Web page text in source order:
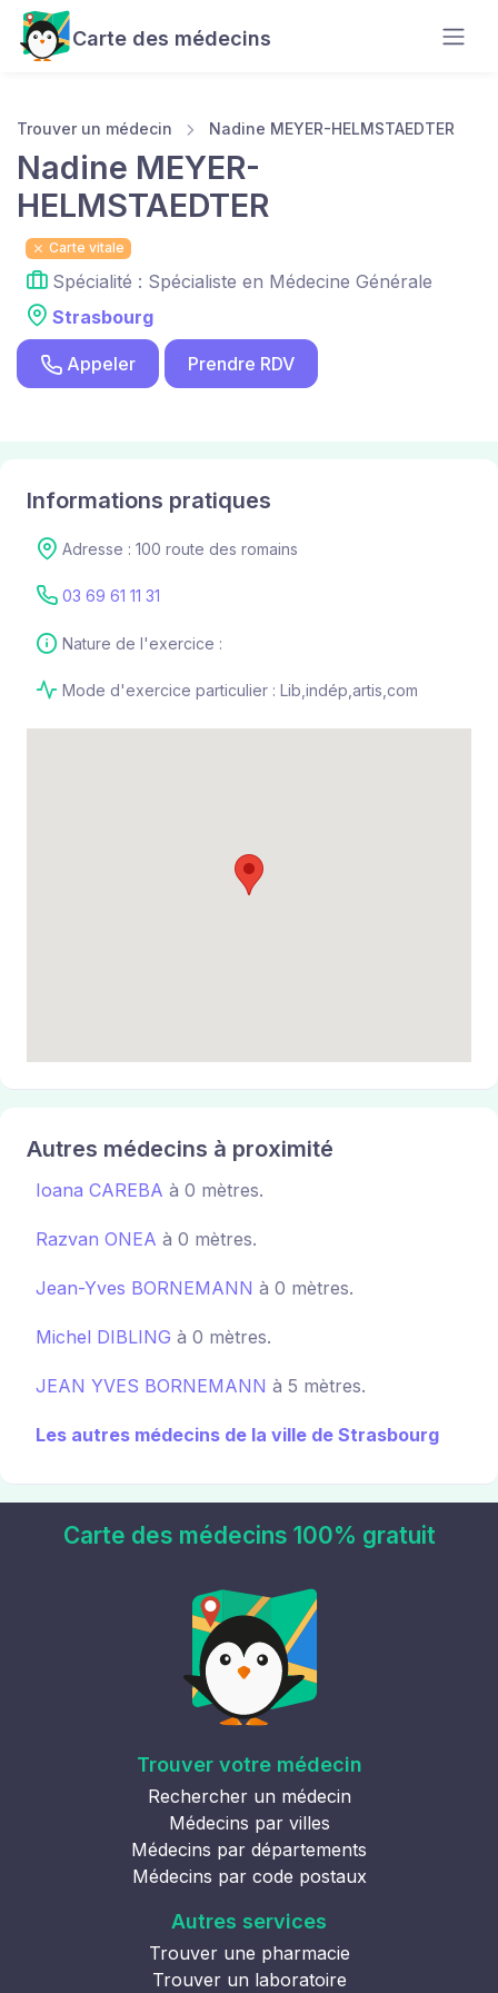
Carte des médecins
Trouver un médecin Nadine MEYER-HELMSTAEDTER
Nadine MEYER-
HELMSTAEDTER
Carte vitale
Spécialité : Spécialiste en Médecine Générale
Strasbourg
Appeler Prendre RDV
Informations pratiques
Adresse : 100 route des romains
03 69 61 11 31
Nature de l'exercice :
Mode d'exercice particulier : Lib,indép,artis,com
Autres médecins à proximité
Ioana CAREBA à 0 mètres.
Razvan ONEA à 0 mètres.
Jean-Yves BORNEMANN à 0 mètres.
Michel DIBLING à 0 mètres.
JEAN YVES BORNEMANN à 5 mètres.
Les autres médecins de la ville de Strasbourg
Carte des médecins 100% gratuit
Trouver votre médecin
Rechercher un médecin
Médecins par villes
Médecins par départements
Médecins par code postaux
Autres services
Trouver une pharmacie
Trouver un laboratoire